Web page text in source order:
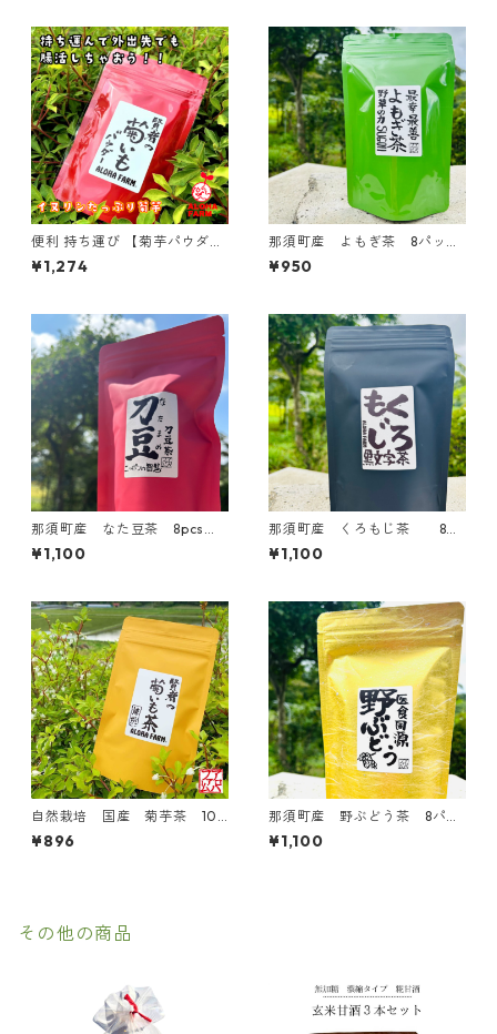
便利 持ち運び 【菊芋パウダ
ー】 80ｇ 国産 きくいも パウ
ダー 糖
¥1,274
那須町産 よもぎ茶 8パック
入り ミネラル 珪素 国
産 無添加 ティーパック
¥950
那須町産 なた豆茶 8pcs
ナタマメ茶 なたまめ茶 刀
豆茶 国産 効能
¥1,100
那須町産 くろもじ茶 8パ
ック入り 黒文字茶 クロ
モジ茶 ティーパック 国産
¥1,100
自然栽培 国産 菊芋茶 10
パック
¥896
那須町産 野ぶどう茶 8パッ
ク入り 国産 馬ぶどう
実入り
¥1,100
その他の商品